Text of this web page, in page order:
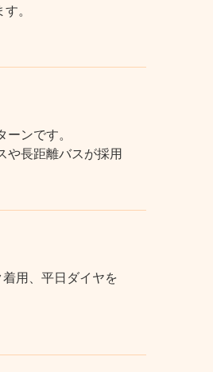
。
ンです。
や長距離バスが採用
用、平日ダイヤを